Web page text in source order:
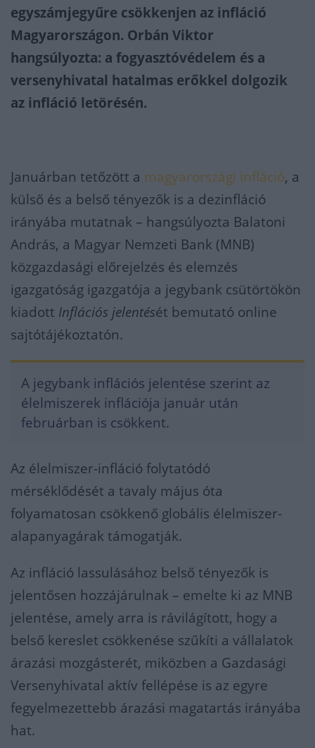
egyszámjegyűre csökkenjen az infláció
Magyarországon. Orbán Viktor
hangsúlyozta: a fogyasztóvédelem és a
versenyhivatal hatalmas erőkkel dolgozik
az infláció letörésén.
Januárban tetőzött a magyarországi infláció, a
külső és a belső tényezők is a dezinfláció
irányába mutatnak – hangsúlyozta Balatoni
András, a Magyar Nemzeti Bank (MNB)
közgazdasági előrejelzés és elemzés
igazgatóság igazgatója a jegybank csütörtökön
kiadott Inflációs jelentését bemutató online
sajtótájékoztatón.
A jegybank inflációs jelentése szerint az
élelmiszerek inflációja január után
februárban is csökkent.
Az élelmiszer-infláció folytatódó
mérséklődését a tavaly május óta
folyamatosan csökkenő globális élelmiszer-
alapanyagárak támogatják.
Az infláció lassulásához belső tényezők is
jelentősen hozzájárulnak – emelte ki az MNB
jelentése, amely arra is rávilágított, hogy a
belső kereslet csökkenése szűkíti a vállalatok
árazási mozgásterét, miközben a Gazdasági
Versenyhivatal aktív fellépése is az egyre
fegyelmezettebb árazási magatartás irányába
hat.